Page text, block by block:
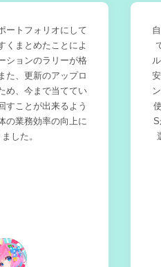
ートフォリオにして
くまとめたことによ
ションのラリーが格
た、更新のアップロ
め、今まで当ててい
すことが出来るよう
の業務効率の向上に
した。
S